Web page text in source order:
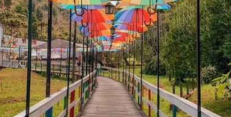
Museus Passeios Gratuitos Bares
Atrações Infantis Sorveterias Culinária